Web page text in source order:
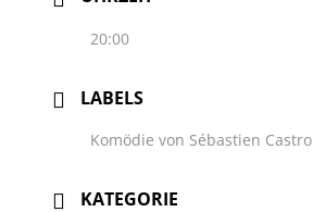
20:00
LABELS
Komödie von Sébastien Castro
KATEGORIE